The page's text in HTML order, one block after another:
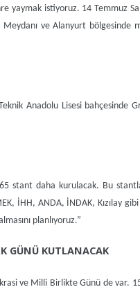
yaymak istiyoruz. 14 Temmuz
ve Alanyurt bölgesinde
Anadolu Lisesi bahçesinde
65 stant daha kurulacak. Bu
İHH, ANDA, İNDAK, Kızılay
planlıyoruz.”
GÜNÜ KUTLANACAK
ve Milli Birlikte Günü de var.